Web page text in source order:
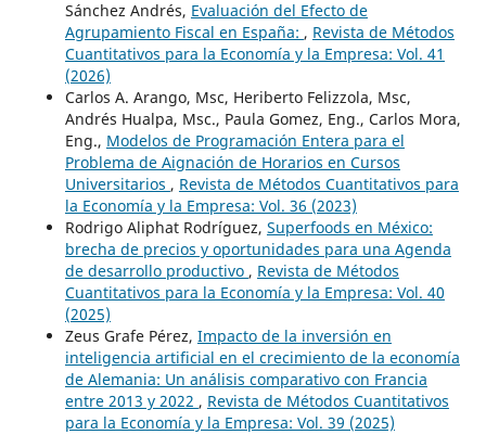
Sánchez Andrés, Evaluación del Efecto de
Agrupamiento Fiscal en España: , Revista de Métodos
Cuantitativos para la Economía y la Empresa: Vol. 41
(2026)
Carlos A. Arango, Msc, Heriberto Felizzola, Msc,
Andrés Hualpa, Msc., Paula Gomez, Eng., Carlos Mora,
Eng., Modelos de Programación Entera para el
Problema de Aignación de Horarios en Cursos
Universitarios , Revista de Métodos Cuantitativos para
la Economía y la Empresa: Vol. 36 (2023)
Rodrigo Aliphat Rodríguez, Superfoods en México:
brecha de precios y oportunidades para una Agenda
de desarrollo productivo , Revista de Métodos
Cuantitativos para la Economía y la Empresa: Vol. 40
(2025)
Zeus Grafe Pérez, Impacto de la inversión en
inteligencia artificial en el crecimiento de la economía
de Alemania: Un análisis comparativo con Francia
entre 2013 y 2022 , Revista de Métodos Cuantitativos
para la Economía y la Empresa: Vol. 39 (2025)